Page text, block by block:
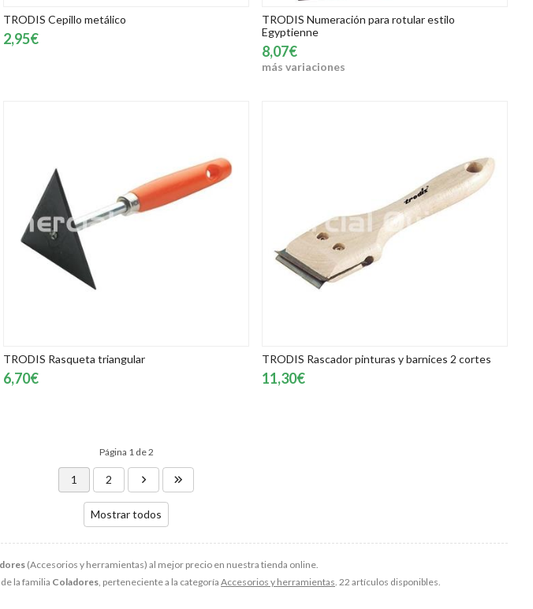
(Accesorios y herramientas) al mejor precio en nuestra tienda online.
la familia Coladores , perteneciente a la categoría Accesorios y herramientas . 22 artículos disponibles.
TRODIS Cepillo metálico
2,95€
TRODIS Numeración para rotular estilo
Egyptienne
8,07€
más variaciones
TRODIS Rasqueta triangular
6,70€
TRODIS Rascador pinturas y barnices 2 cortes
11,30€
Página 1 de 2
1 2
Mostrar todos